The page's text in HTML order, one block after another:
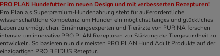
PRO PLAN Hundefutter im neuen Design und mit verbesserten Rezepturen!
Pro Plan als Superpremium-Hundenahrung steht für außerordentliche
wissenschaftliche Kompetenz, um Hunden ein möglichst langes und glückliches
Leben zu ermöglichen. Ernährungsexperten und Tierärzte von PURINA forschen
intensiv, um innovative PRO PLAN Rezepturen zur Stärkung der Tiergesundheit zu
entwickeln. So basieren nun die meisten PRO PLAN Hund Adult Produkte auf der
einzigartigen PRO BIFIDUS Rezeptur.